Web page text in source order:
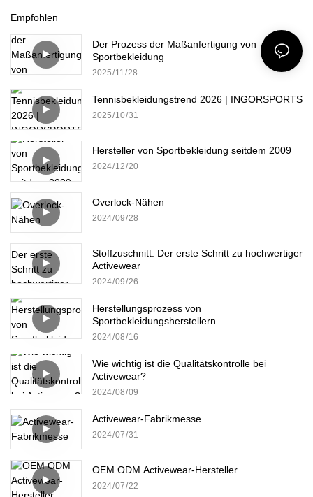
Empfohlen
Der Prozess der Maßanfertigung von
Sportbekleidung
2025 11 28
Tennisbekleidungstrend 2026 | INGORSPORTS
2025 10 31
Hersteller von Sportbekleidung seitdem 2009
2024 12 20
Overlock-Nähen
2024 09 28
Stoffzuschnitt: Der erste Schritt zu hochwertiger
Activewear
2024 09 26
Herstellungsprozess von
Sportbekleidungsherstellern
2024 08 16
Wie wichtig ist die Qualitätskontrolle bei
Activewear?
2024 08 09
Activewear-Fabrikmesse
2024 07 31
OEM ODM Activewear-Hersteller
2024 07 22